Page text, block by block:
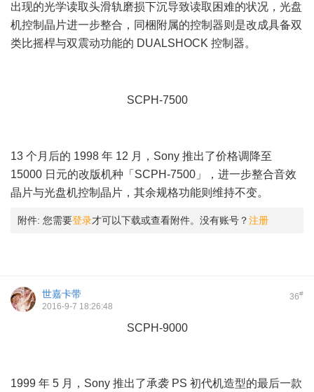
出现的光学读取头滑轨磨损下沉导致读取困难的状况，光盘
机控制晶片进一步整合，同梱附属的控制器则是改成具备双
类比摇桿与双震动功能的 DUALSHOCK 控制器。
SCPH-7500
13 个月后的 1998 年 12 月，Sony 推出了价格调降至
15000 日元的改版机种「SCPH-7500」，进一步整合音效
晶片与光盘机控制晶片，其余规格功能则维持不变。
附件: 您需要登录才可以下载或查看附件。没有账号？注册
36#
世嘉卡带
2016-9-7 18:26:48
SCPH-9000
1999 年 5 月，Sony 推出了承袭 PS 初代机造型的最后一款